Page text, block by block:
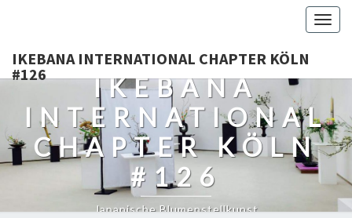
IKEBANA INTERNATIONAL CHAPTER KÖLN
#126
IKEBANA
INTERNATIONAL
CHAPTER KÖLN
#126
Japanische Blumenstellkunst